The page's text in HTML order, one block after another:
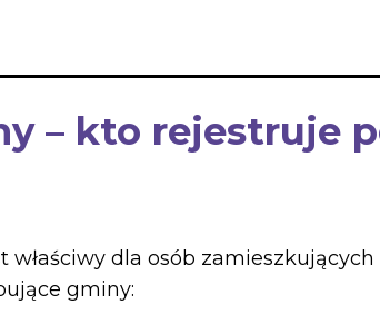
– kto rejestruje
właściwy dla osób
gminy: